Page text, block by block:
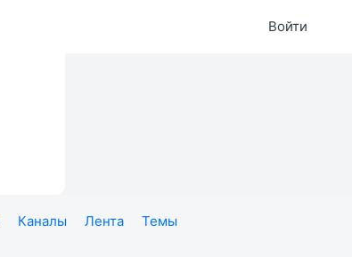
Войти
Каналы Лента
Темы